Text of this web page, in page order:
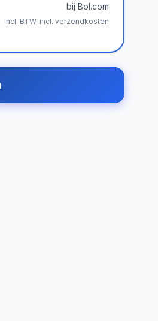
bij Bol.com
Incl. BTW, incl. verzendkosten